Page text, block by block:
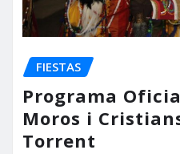
FIESTAS
Programa
Moros i
Torrent